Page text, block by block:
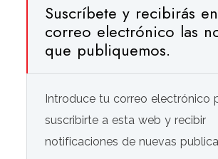
Suscríbete y recibirás
correo electrónico las
que publiquemos.
Introduce tu correo electrónico
suscribirte a esta web y recibir
notificaciones de nuevas